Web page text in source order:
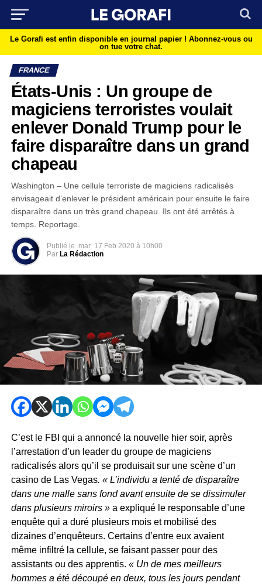
Le Gorafi est enfin disponible en journal papier ! Abonnez-vous ou
on tue votre chat.
FRANCE
États-Unis : Un groupe de
magiciens terroristes voulait
enlever Donald Trump pour le
faire disparaître dans un grand
chapeau
Washington – Une cellule terroriste de magiciens radicalisés
envisageait d’enlever le président américain pour ensuite le faire
disparaître dans un très grand chapeau. Ils ont été arrêtés à
temps. Reportage.
Publié le mar 17 Feb 2020 à 10h00
Par La Rédaction
C’est le FBI qui a annoncé la nouvelle hier soir, après
l’arrestation d’un leader du groupe de magiciens
radicalisés alors qu’il se produisait sur une scène d’un
casino de Las Vegas. « L’individu a tenté de disparaître
dans une malle sans fond avant ensuite de se dissimuler
dans plusieurs miroirs »a expliqué le responsable d’une
enquête qui a duré plusieurs mois et mobilisé des
dizaines d’enquêteurs. Certains d’entre eux avaient
même infiltré la cellule, se faisant passer pour des
assistants ou des apprentis. « Un de mes meilleurs
hommes a été découpé en deux, tous les jours pendant